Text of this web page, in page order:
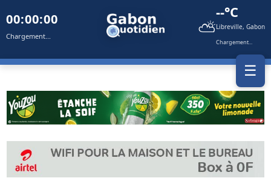
00:00:00
Chargement... ⛅
--°C
Libreville, Gabon
Chargement...
☰